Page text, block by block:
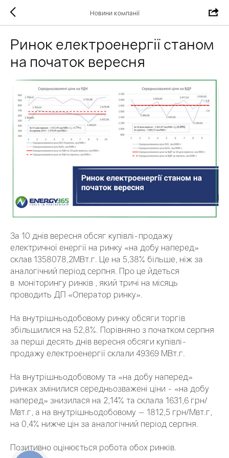
Новини компанії
Ринок електроенергії станом
на початок вересня
За 10 днів вересня обсяг купівлі-продажу
електричної енергії на ринку «на добу наперед»
склав 1358078,2МВт.г. Це на 5,38% більше, ніж за
аналогічний період серпня. Про це йдеться
в моніторингу ринків , який тричі на місяць
проводить ДП «Оператор ринку».
На внутрішньодобовому ринку обсяги торгів
збільшилися на 52,8%. Порівняно з початком серпня
за перші десять днів вересня обсяги купівлі-
продажу електроенергії склали 49369 МВт.г.
На внутрішньодобовому та «на добу наперед»
ринках змінилися середньозважені ціни - «на добу
наперед» знизилася на 2,14% та склала 1631,6 грн/
Мвт.г, а на внутрішньодобовому — 1812,5 грн/Мвт.г,
на 0,4% нижче цін за аналогічний період серпня.
Позитивно оцінюється робота обох ринків.